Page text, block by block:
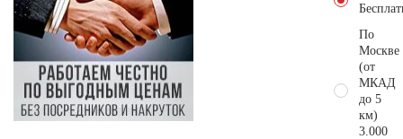
По
Москве
(от
МКАД
до 5
км)
3.000